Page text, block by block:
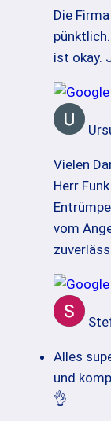
Die
ist okay.
Vielen
Herr
vom
Alles
und
👌